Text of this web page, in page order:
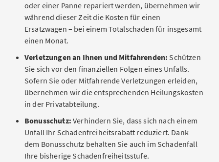
oder einer Panne repariert werden, übernehmen wir
während dieser Zeit die Kosten für einen
Ersatzwagen – bei einem Totalschaden für insgesamt
einen Monat.
Verletzungen an Ihnen und Mitfahrenden: Schützen
Sie sich vor den finanziellen Folgen eines Unfalls.
Sofern Sie oder Mitfahrende Verletzungen erleiden,
übernehmen wir die entsprechenden Heilungskosten
in der Privatabteilung.
Bonusschutz: Verhindern Sie, dass sich nach einem
Unfall Ihr Schadenfreiheitsrabatt reduziert. Dank
dem Bonusschutz behalten Sie auch im Schadenfall
Ihre bisherige Schadenfreiheitsstufe.